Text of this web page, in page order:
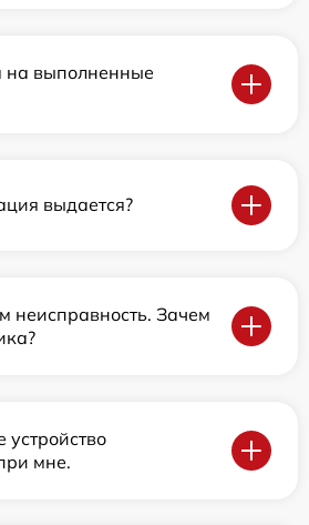
на выполненные
выдается?
неисправность. Зачем
устройство
мне.